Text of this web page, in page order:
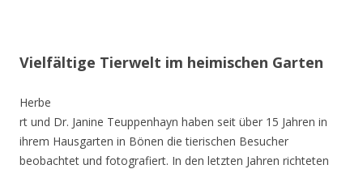
Vielfältige Tierwelt im heimischen Garten
Herbe
rt und Dr. Janine Teuppenhayn haben seit über 15 Jahren in
ihrem Hausgarten in Bönen die tierischen Besucher
beobachtet und fotografiert. In den letzten Jahren richteten